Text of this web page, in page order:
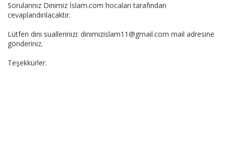
Sorularınız Dinimiz İslam.com hocaları tarafından
cevaplandırılacaktır.
Lütfen dini suallerinizi: dinimizislam11@gmail.com mail adresine
gönderiniz.
Teşekkürler.